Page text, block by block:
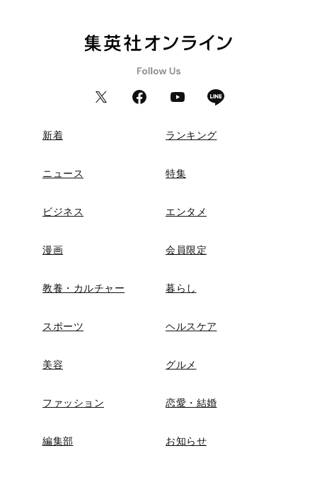
新着 ランキング
ニュース 特集
ビジネス エンタメ
漫画 会員限定
教養・カルチャー 暮らし
スポーツ ヘルスケア
美容 グルメ
ファッション 恋愛・結婚
編集部 お知らせ